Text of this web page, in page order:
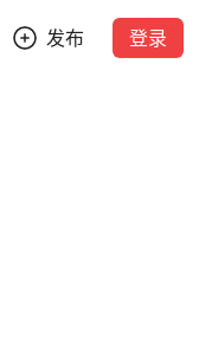
发布 登录